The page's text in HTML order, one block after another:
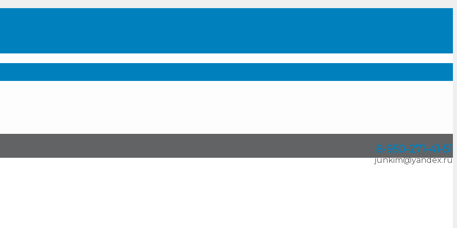
8-950-271-41-51
junkim@yandex.ru